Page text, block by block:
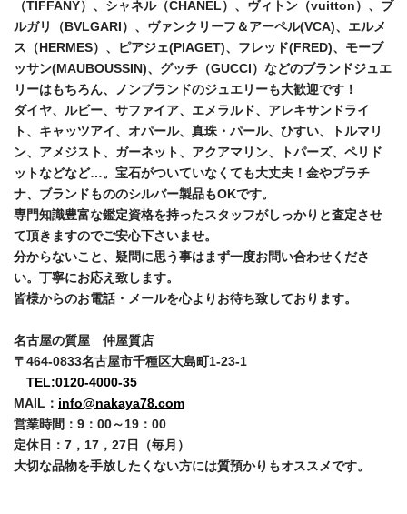
（TIFFANY）、シャネル（CHANEL）、ヴィトン（vuitton）、ブ
ルガリ（BVLGARI）、ヴァンクリーフ＆アーペル(VCA)、エルメ
ス（HERMES）、ピアジェ(PIAGET)、フレッド(FRED)、モーブ
ッサン(MAUBOUSSIN)、グッチ（GUCCI）などのブランドジュエ
リーはもちろん、ノンブランドのジュエリーも大歓迎です！
ダイヤ、ルビー、サファイア、エメラルド、アレキサンドライ
ト、キャッツアイ、オパール、真珠・パール、ひすい、トルマリ
ン、アメジスト、ガーネット、アクアマリン、トパーズ、ペリド
ットなどなど…。宝石がついていなくても大丈夫！金やプラチ
ナ、ブランドもののシルバー製品もOKです。
専門知識豊富な鑑定資格を持ったスタッフがしっかりと査定させ
て頂きますのでご安心下さいませ。
分からないこと、疑問に思う事はまず一度お問い合わせくださ
い。丁寧にお応え致します。
皆様からのお電話・メールを心よりお待ち致しております。
名古屋の質屋 仲屋質店
〒464-0833名古屋市千種区大島町1-23-1
TEL:0120-4000-35
MAIL： info@nakaya78.com
営業時間：9：00～19：00
定休日：7，17，27日（毎月）
大切な品物を手放したくない方には質預かりもオススメです。